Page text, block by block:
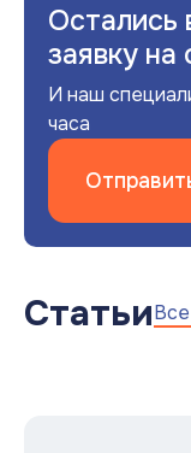
Остались
заявку на
И наш
часа
Статьи